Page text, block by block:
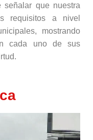
señalar que nuestra
requisitos a nivel
mostrando
cada uno de sus